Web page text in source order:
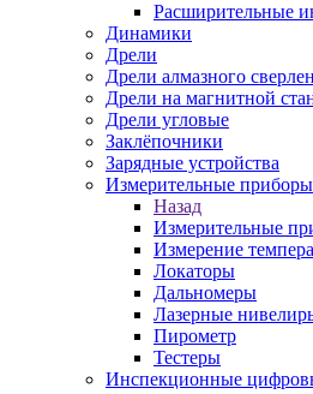
Расширительные
Динамики
Дрели
Дрели алмазного
Дрели на магнитной
Дрели угловые
Заклёпочники
Зарядные устройства
Измерительные приборы
Назад
Измерительные
Измерение
Локаторы
Дальномеры
Лазерные
Пирометр
Тестеры
Инспекционные